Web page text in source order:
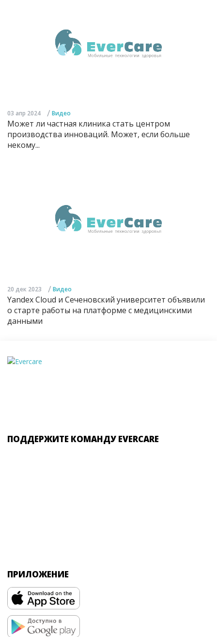
03 апр 2024 / Видео
Может ли частная клиника стать центром
производства инноваций. Может, если больше
некому...
20 дек 2023 / Видео
Yandex Cloud и Сеченовский университет объявили
о старте работы на платформе с медицинскими
данными
ПОДДЕРЖИТЕ КОМАНДУ EVERCARE
ПРИЛОЖЕНИЕ